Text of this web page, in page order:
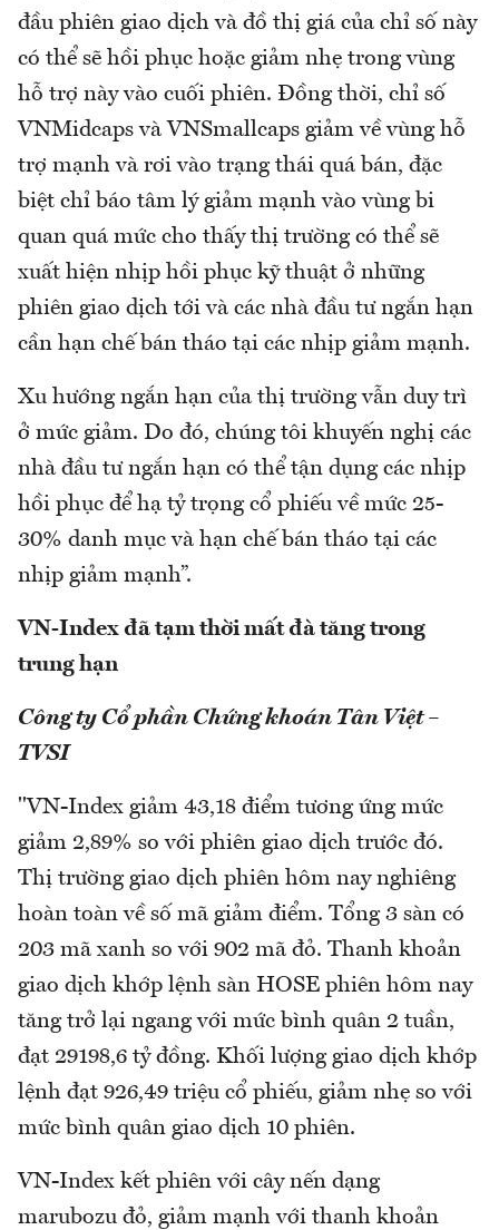
đầu phiên giao dịch và đồ thị giá của chỉ số này
có thể sẽ hồi phục hoặc giảm nhẹ trong vùng
hỗ trợ này vào cuối phiên. Đồng thời, chỉ số
VNMidcaps và VNSmallcaps giảm về vùng hỗ
trợ mạnh và rơi vào trạng thái quá bán, đặc
biệt chỉ báo tâm lý giảm mạnh vào vùng bi
quan quá mức cho thấy thị trường có thể sẽ
xuất hiện nhịp hồi phục kỹ thuật ở những
phiên giao dịch tới và các nhà đầu tư ngắn hạn
cần hạn chế bán tháo tại các nhịp giảm mạnh.
Xu hướng ngắn hạn của thị trường vẫn duy trì
ở mức giảm. Do đó, chúng tôi khuyến nghị các
nhà đầu tư ngắn hạn có thể tận dụng các nhịp
hồi phục để hạ tỷ trọng cổ phiếu về mức 25-
30% danh mục và hạn chế bán tháo tại các
nhịp giảm mạnh”.
VN-Index đã tạm thời mất đà tăng trong
trung hạn
Công ty Cổ phần Chứng khoán Tân Việt –
TVSI
"VN-Index giảm 43,18 điểm tương ứng mức
giảm 2,89% so với phiên giao dịch trước đó.
Thị trường giao dịch phiên hôm nay nghiêng
hoàn toàn về số mã giảm điểm. Tổng 3 sàn có
203 mã xanh so với 902 mã đỏ. Thanh khoản
giao dịch khớp lệnh sàn HOSE phiên hôm nay
tăng trở lại ngang với mức bình quân 2 tuần,
đạt 29198,6 tỷ đồng. Khối lượng giao dịch khớp
lệnh đạt 926,49 triệu cổ phiếu, giảm nhẹ so với
mức bình quân giao dịch 10 phiên.
VN-Index kết phiên với cây nến dạng
marubozu đỏ, giảm mạnh với thanh khoản